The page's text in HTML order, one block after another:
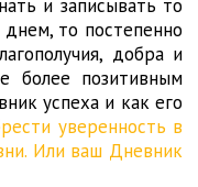
и записывать то
днем, то постепенно
добра и
более позитивным
успеха и как его
уверенность в
Или ваш Дневник